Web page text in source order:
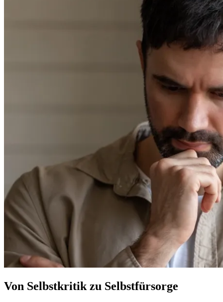
Von Selbstkritik zu Selbstfürsorge